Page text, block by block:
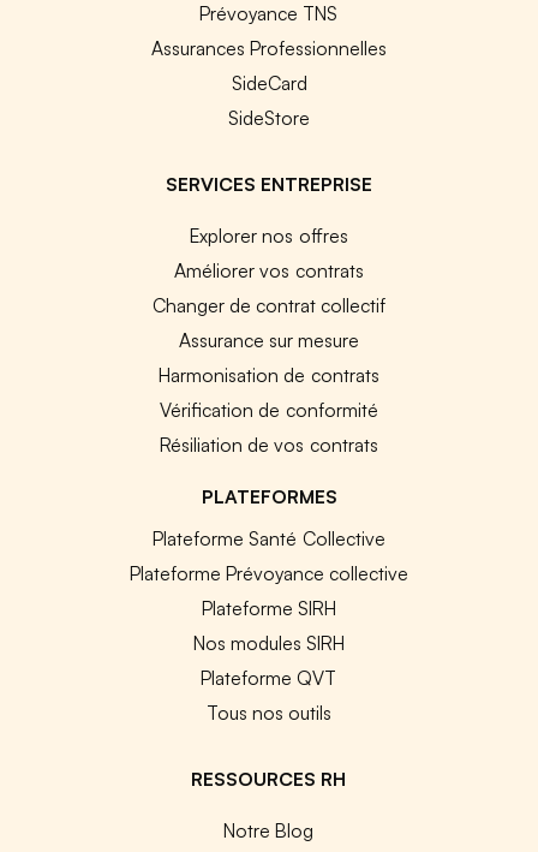
Prévoyance TNS
Assurances Professionnelles
SideCard
SideStore
SERVICES ENTREPRISE
Explorer nos offres
Améliorer vos contrats
Changer de contrat collectif
Assurance sur mesure
Harmonisation de contrats
Vérification de conformité
Résiliation de vos contrats
PLATEFORMES
Plateforme Santé Collective
Plateforme Prévoyance collective
Plateforme SIRH
Nos modules SIRH
Plateforme QVT
Tous nos outils
RESSOURCES RH
Notre Blog